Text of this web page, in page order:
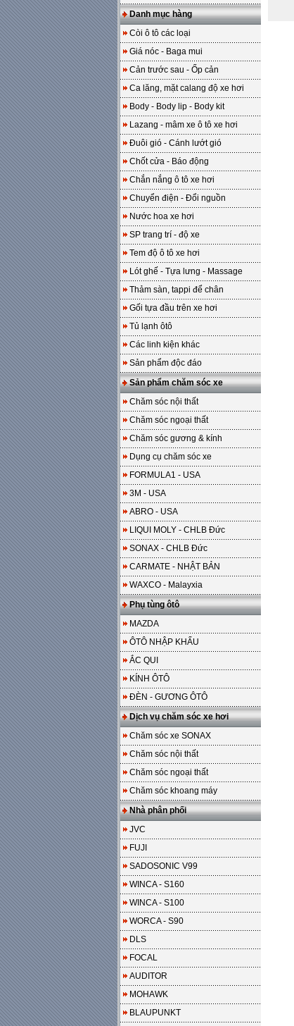
Danh mục hàng
Còi ô tô các loại
Giá nóc - Baga mui
Cản trước sau - Ốp cản
Ca lăng, mặt calang độ xe hơi
Body - Body lip - Body kit
Lazang - mâm xe ô tô xe hơi
Đuôi gió - Cánh lướt gió
Chốt cửa - Báo động
Chắn nắng ô tô xe hơi
Chuyển điện - Đổi nguồn
Nước hoa xe hơi
SP trang trí - độ xe
Tem độ ô tô xe hơi
Lót ghế - Tựa lưng - Massage
Thảm sàn, tappi để chân
Gối tựa đầu trên xe hơi
Tủ lạnh ôtô
Các linh kiện khác
Sản phẩm độc đáo
Sản phẩm chăm sóc xe
Chăm sóc nội thất
Chăm sóc ngoại thất
Chăm sóc gương & kính
Dụng cụ chăm sóc xe
FORMULA1 - USA
3M - USA
ABRO - USA
LIQUI MOLY - CHLB Đức
SONAX - CHLB Đức
CARMATE - NHẬT BẢN
WAXCO - Malayxia
Phụ tùng ôtô
MAZDA
ÔTÔ NHẬP KHẨU
ẮC QUI
KÍNH ÔTÔ
ĐÈN - GƯƠNG ÔTÔ
Dịch vụ chăm sóc xe hơi
Chăm sóc xe SONAX
Chăm sóc nội thất
Chăm sóc ngoại thất
Chăm sóc khoang máy
Nhà phân phối
JVC
FUJI
SADOSONIC V99
WINCA - S160
WINCA - S100
WORCA - S90
DLS
FOCAL
AUDITOR
MOHAWK
BLAUPUNKT